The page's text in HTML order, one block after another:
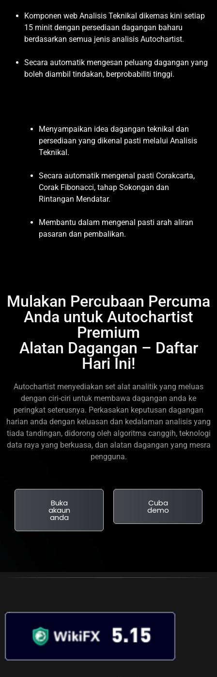
Komponen web Analisis Teknikal dikemas kini setiap
15 minit dengan persediaan dagangan baharu
berdasarkan semua jenis analisis Autochartist.
Secara automatik mengesan peluang dagangan yang
boleh diambil tindakan, berprobabiliti tinggi.
Menyampaikan idea dagangan teknikal dan
persediaan yang dikenal pasti melalui Analisis
Teknikal.
Secara automatik mengenal pasti Corakcarta,
Corak Fibonacci, tahap Sokongan dan
Rintangan Mendatar.
Membantu dalam mengenal pasti arah aliran
pasaran dan pembalikan.
Mulakan Percubaan Percuma
Anda untuk Autochartist
Premium
Alatan Dagangan – Daftar
Hari Ini!
Autochartist menyediakan set alat analitik yang meluas
dengan ciri-ciri untuk membawa dagangan anda ke
peringkat seterusnya. Perkasakan keputusan dagangan
harian anda dengan keluasan dan kedalaman analisis yang
tiada tandingan, didorong oleh algoritma canggih, teknologi
data raya yang berkuasa, dan alatan dagangan yang mesra
pengguna.
Buka
akaun
anda
Cuba
demo